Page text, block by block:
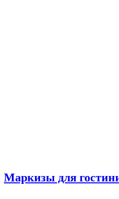
Маркизы для